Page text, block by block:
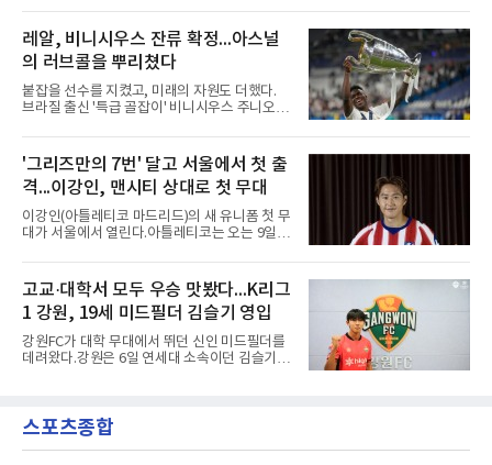
독을 1순위 후보로 정하고 검증한 과정, 이사회
의 최종 승인 경위를 살
다고 밝혔다. 한 번에 다섯 명과 계약한 것은 구
단 역사상 처음으로, 3학년 김강준·신지섭·이서
현·정현웅과 2학년 정하원이 대상이다.오산고의
성적이 배경이 됐다. 올 시즌 백운기 전국 고등학
교 축구대회와 코리아풋볼파크 U-18 챔피언스
컵, K리그 U-17 챔피언십을 잇달아 제패했다.시
기도 맞물렸다. 서울은 9월 시작하는 아시아축
무대 경험을 주려 했다.면면도 다양하다. 측면 공
격수 정현웅은 돌파력이
레알, 비니시우스 잔류 확정...아스널
의 러브콜을 뿌리쳤다
붙잡을 선수를 지켰고, 미래의 자원도 더했다.
브라질 출신 '특급 골잡이' 비니시우스 주니오르
이어간다.스페인 프로축구 프리메라리가 '거함'
레알 마드리드는 7일(한국시간) 비니시우스와
2032년 6월 30일까지 유효한 6년 연장 계약에
합의했다고 공식 발표했다. 비니시우스는 재계
약 확정 후 사회관계망서비스(SNS)에 베르나베
우에서의 8년은 너무 짧다며, 앞으로 6년, 그리
고 영원히 함께하겠다고 애정을 드러냈다.성사
관심을 받았는데, 18개월간 이어진 재계약 협상
이 한때 교착됐기 때문이다. 그러
'그리즈만의 7번' 달고 서울에서 첫 출
격...이강인, 맨시티 상대로 첫 무대
이강인(아틀레티코 마드리드)의 새 유니폼 첫 무
대가 서울에서 열린다.아틀레티코는 오는 9일
와 2026 쿠팡플레이 시리즈 친선 경기를 치른다.
구단 소집 명단에 이강인이 포함되면서 변수가
없는 한 그의 첫 출격은 서울이 된다.등번호부터
무게가 실렸다. 이강인은 첫 경기부터 7번을 단
다. 2010년대 팀의 전성기를 이끈 앙투안 그리즈
만이 달았던 번호다.합류 과정은 순탄치 않았다.
스페인으로 건너가려던 그는 병역 특례 행정 절
짧게 호흡을 맞춰 경기에 나선다.역할도 관심사
다. 유려한 탈압박과
고교·대학서 모두 우승 맛봤다...K리그
1 강원, 19세 미드필더 김슬기 영입
강원FC가 대학 무대에서 뛰던 신인 미드필더를
데려왔다.강원은 6일 연세대 소속이던 김슬기
리그와 추계전국고등대회 우승에 기여했고, 올
해 연세대 진학 후에는 춘계한산대첩기대학대회
스포츠종합